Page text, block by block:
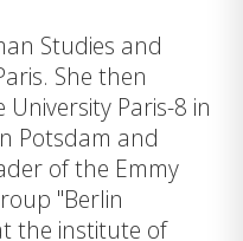
Studies and
She then
Paris-8 in
Potsdam and
of the Emmy
"Berlin
the institute of